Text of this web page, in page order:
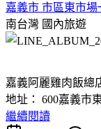
嘉義市 市區東市
南台灣 國內旅遊
嘉義阿麗雞肉飯總
地址： 600嘉義市
繼續閱讀